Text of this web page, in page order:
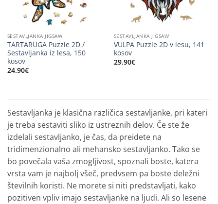
SESTAVLJANKA JIGSAW
TARTARUGA Puzzle 2D /
Sestavljanka iz lesa, 150
kosov
24.90€
SESTAVLJANKA JIGSAW
VULPA Puzzle 2D v lesu, 141
kosov
29.90€
Sestavljanka je klasična različica sestavljanke, pri kateri
je treba sestaviti sliko iz ustreznih delov. Če ste že
izdelali sestavljanko, je čas, da preidete na
tridimenzionalno ali mehansko sestavljanko. Tako se
bo povečala vaša zmogljivost, spoznali boste, katera
vrsta vam je najbolj všeč, predvsem pa boste deležni
številnih koristi. Ne morete si niti predstavljati, kako
pozitiven vpliv imajo sestavljanke na ljudi. Ali so lesene